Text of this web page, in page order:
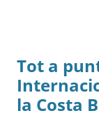
Tot a
la Costa